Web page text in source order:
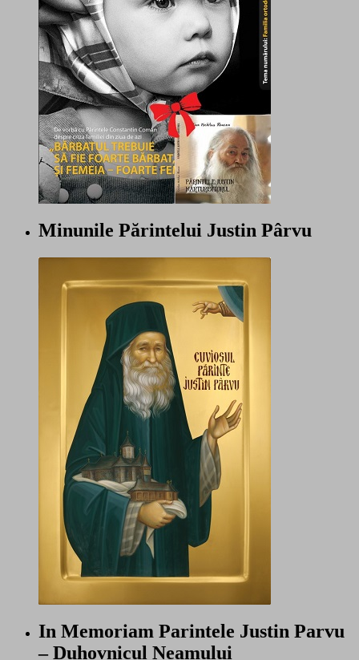
Minunile Părintelui Justin Pârvu
In Memoriam Parintele Justin Parvu
– Duhovnicul Neamului